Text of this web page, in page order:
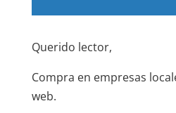
Querido lector,
Compra en empresas
web.